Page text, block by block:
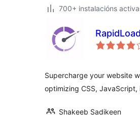
700+ instalacións
Supercharge your website
optimizing CSS,
Shakeeb Sadikeen